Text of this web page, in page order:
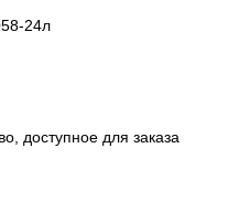
24л
доступное для заказа